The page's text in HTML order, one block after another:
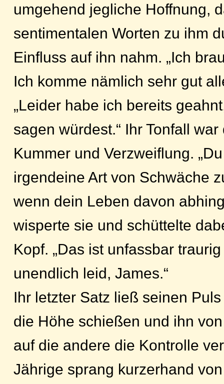
umgehend jegliche Hoffnung,
sentimentalen Worten zu ihm
Einfluss auf ihn nahm. „Ich
Ich komme nämlich sehr gut
„Leider habe ich bereits
sagen würdest.“ Ihr Tonfall
Kummer und Verzweiflung.
irgendeine Art von Schwäche
wenn dein Leben davon
wisperte sie und schüttelte
Kopf. „Das ist unfassbar
unendlich leid, James.“
Ihr letzter Satz ließ seinen
die Höhe schießen und ihn
auf die andere die Kontrolle
Jährige sprang kurzerhand